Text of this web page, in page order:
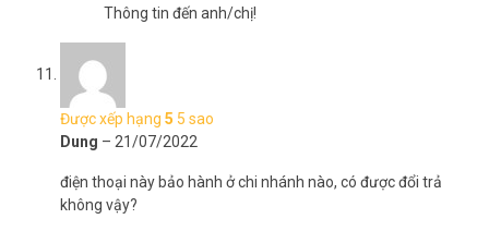
Thông tin đến anh/chị!
Được xếp hạng 5 5 sao
Dung – 21/07/2022
điện thoại này bảo hành ở chi nhánh nào, có được đổi trả
không vậy?